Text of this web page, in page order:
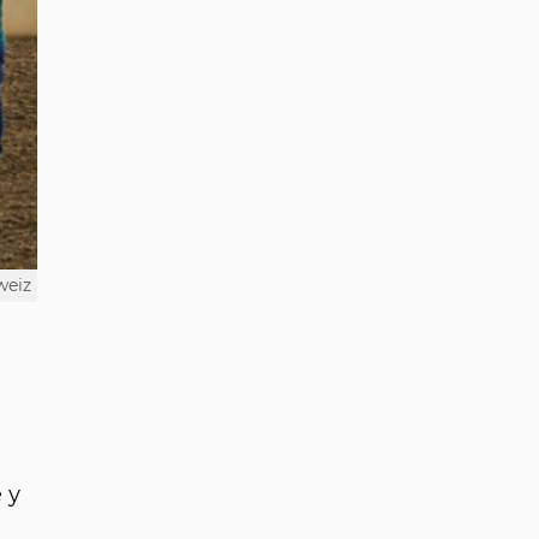
у